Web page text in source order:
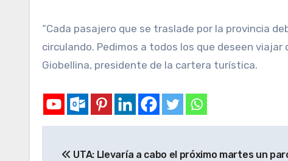
“Cada pasajero que se traslade por la provincia
circulando. Pedimos a todos los que deseen
Giobellina, presidente de la cartera turística.
UTA: Llevaría a cabo el próximo martes un